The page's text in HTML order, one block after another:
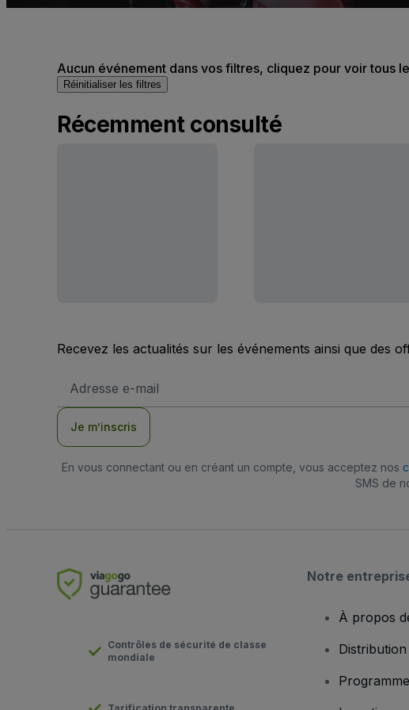
Aucun événement dans vos filtres, cliquez pour voir tous
Réinitialiser les filtres
Récemment consulté
Recevez les actualités sur les événements ainsi que des
e-
Je m’inscris
En vous connectant ou en créant un compte, vous acceptez nos
SMS de
Contrôles de sécurité de classe
mondiale
Notre
À propos